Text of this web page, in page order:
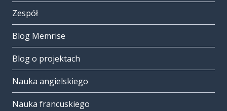
Zespół
Blog Memrise
Blog o projektach
Nauka angielskiego
Nauka francuskiego